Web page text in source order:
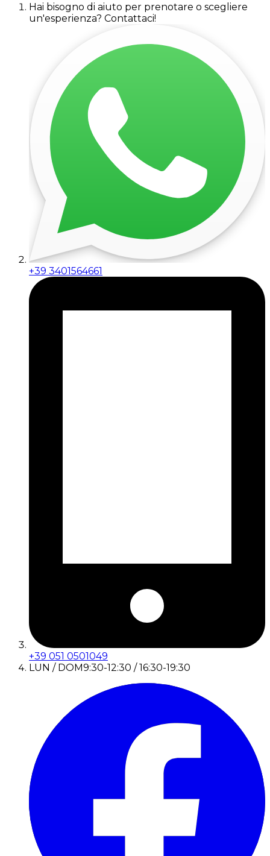
Hai bisogno di aiuto per prenotare o scegliere
un'esperienza? Contattaci!
+39 3401564661
+39 051 0501049
LUN / DOM9:30-12:30 / 16:30-19:30